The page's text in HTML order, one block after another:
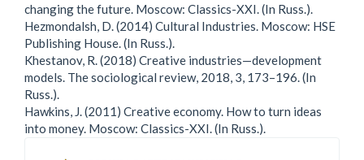
changing the future. Moscow: Classics-XXI. (In Russ.).
Hezmondalsh, D. (2014) Cultural Industries. Moscow: HSE
Publishing House. (In Russ.).
Khestanov, R. (2018) Creative industries—development
models. The sociological review, 2018, 3, 173–196. (In
Russ.).
Hawkins, J. (2011) Creative economy. How to turn ideas
into money. Moscow: Classics-XXI. (In Russ.).